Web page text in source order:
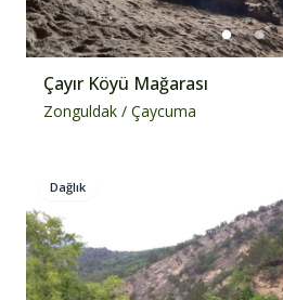
Çayır Köyü Mağarası
Zonguldak / Çaycuma
Dağlık